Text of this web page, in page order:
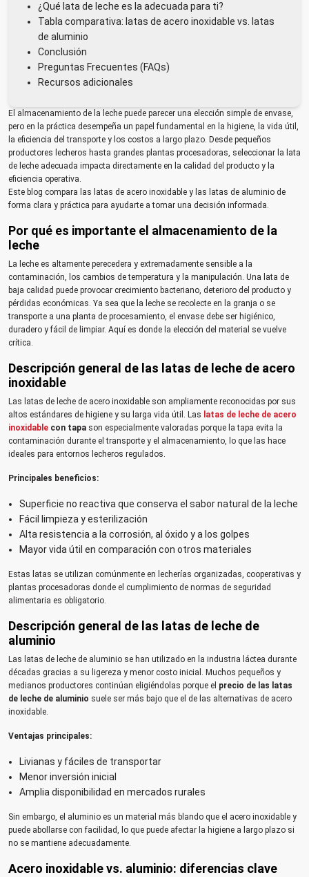
¿Qué lata de leche es la adecuada para ti?
Tabla comparativa: latas de acero inoxidable vs. latas
de aluminio
Conclusión
Preguntas Frecuentes (FAQs)
Recursos adicionales
El almacenamiento de la leche puede parecer una elección simple de envase,
pero en la práctica desempeña un papel fundamental en la higiene, la vida útil,
la eficiencia del transporte y los costos a largo plazo. Desde pequeños
productores lecheros hasta grandes plantas procesadoras, seleccionar la lata
de leche adecuada impacta directamente en la calidad del producto y la
eficiencia operativa.
Este blog compara las latas de acero inoxidable y las latas de aluminio de
forma clara y práctica para ayudarte a tomar una decisión informada.
Por qué es importante el almacenamiento de la
leche
La leche es altamente perecedera y extremadamente sensible a la
contaminación, los cambios de temperatura y la manipulación. Una lata de
baja calidad puede provocar crecimiento bacteriano, deterioro del producto y
pérdidas económicas. Ya sea que la leche se recolecte en la granja o se
transporte a una planta de procesamiento, el envase debe ser higiénico,
duradero y fácil de limpiar. Aquí es donde la elección del material se vuelve
crítica.
Descripción general de las latas de leche de acero
inoxidable
Las latas de leche de acero inoxidable son ampliamente reconocidas por sus
altos estándares de higiene y su larga vida útil. Las latas de leche de acero
inoxidable con tapa son especialmente valoradas porque la tapa evita la
contaminación durante el transporte y el almacenamiento, lo que las hace
ideales para entornos lecheros regulados.
Principales beneficios:
Superficie no reactiva que conserva el sabor natural de la leche
Fácil limpieza y esterilización
Alta resistencia a la corrosión, al óxido y a los golpes
Mayor vida útil en comparación con otros materiales
Estas latas se utilizan comúnmente en lecherías organizadas, cooperativas y
plantas procesadoras donde el cumplimiento de normas de seguridad
alimentaria es obligatorio.
Descripción general de las latas de leche de
aluminio
Las latas de leche de aluminio se han utilizado en la industria láctea durante
décadas gracias a su ligereza y menor costo inicial. Muchos pequeños y
medianos productores continúan eligiéndolas porque el precio de las latas
de leche de aluminio suele ser más bajo que el de las alternativas de acero
inoxidable.
Ventajas principales:
Livianas y fáciles de transportar
Menor inversión inicial
Amplia disponibilidad en mercados rurales
Sin embargo, el aluminio es un material más blando que el acero inoxidable y
puede abollarse con facilidad, lo que puede afectar la higiene a largo plazo si
no se mantiene adecuadamente.
Acero inoxidable vs. aluminio: diferencias clave